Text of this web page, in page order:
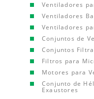
Ventiladores
Ventiladores
Ventiladores
Conjuntos de
Conjuntos
Filtros para
Motores para
Conjunto de
Exaustores